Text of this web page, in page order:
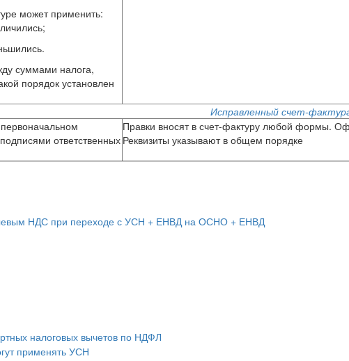
может применить:
суммами налога,
порядок установлен
Исправленный счет-
ответственных
Правки вносят в счет-фактуру любой формы.
Реквизиты указывают в общем порядке
НДС при переходе с УСН + ЕНВД на ОСНО + ЕНВД
налоговых вычетов по НДФЛ
применять УСН